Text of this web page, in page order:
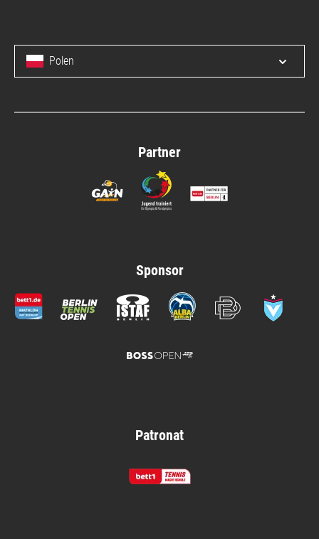
Polen
Partner
Sponsor
Patronat